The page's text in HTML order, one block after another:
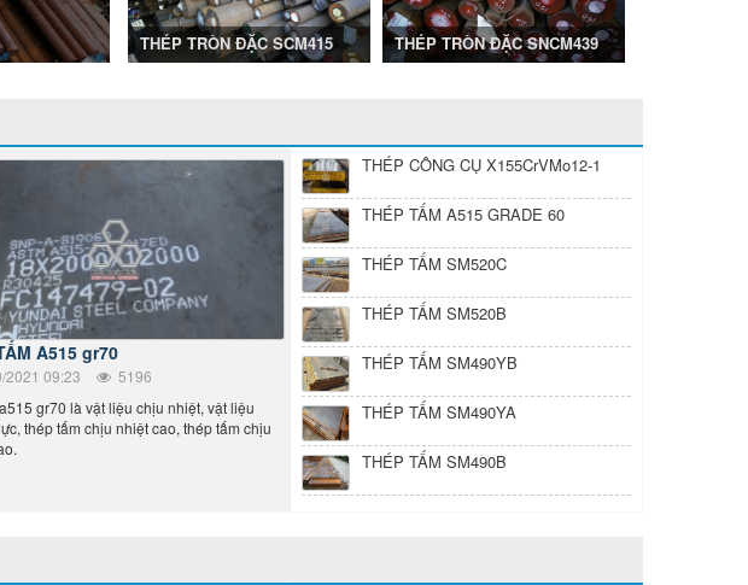
THÉP TRÒN ĐẶC SKD11
Thép Thuận Thiên 23/11/2018 2830
THÉP TRÒN ĐẶC SCM415 THÉP TRÒN ĐẶC SNCM439
A515 gr70
2021 09:23
5196
gr70 là vật liệu chịu nhiệt, vật liệu
thép tấm chịu nhiệt cao, thép tấm chịu
THÉP CÔNG CỤ X155CrVMo12-1
THÉP TẤM A515 GRADE 60
THÉP TẤM SM520C
THÉP TẤM SM520B
THÉP TẤM SM490YB
THÉP TẤM SM490YA
THÉP TẤM SM490B